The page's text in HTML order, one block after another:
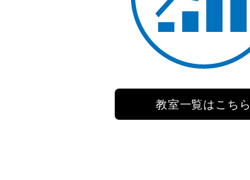
教室一覧はこちら